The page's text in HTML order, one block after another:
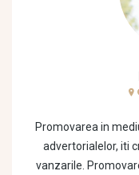
Promovarea in
advertorialelor, iti
vanzarile.